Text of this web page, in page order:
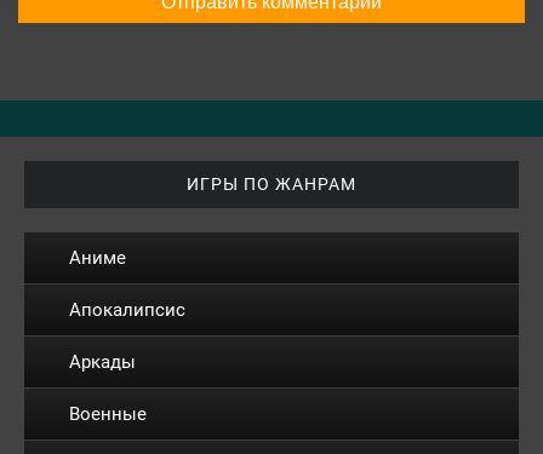
ИГРЫ ПО ЖАНРАМ
Аниме
Апокалипсис
Аркады
Военные